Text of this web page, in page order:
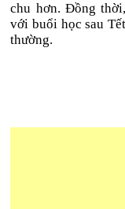
chu hơn. Đồng
với buổi học sau
thường.